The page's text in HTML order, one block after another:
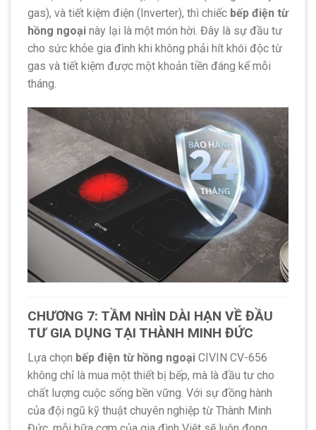
gas), và tiết kiệm điện (Inverter), thì chiếc bếp điện từ
hồng ngoại này lại là một món hời. Đây là sự đầu tư
cho sức khỏe gia đình khi không phải hít khói độc từ
gas và tiết kiệm được một khoản tiền đáng kể mỗi
tháng.
CHƯƠNG 7: TẦM NHÌN DÀI HẠN VỀ ĐẦU
TƯ GIA DỤNG TẠI THÀNH MINH ĐỨC
Lựa chọn bếp điện từ hồng ngoại CIVIN CV-656
không chỉ là mua một thiết bị bếp, mà là đầu tư cho
chất lượng cuộc sống bền vững. Với sự đồng hành
của đội ngũ kỹ thuật chuyên nghiệp từ Thành Minh